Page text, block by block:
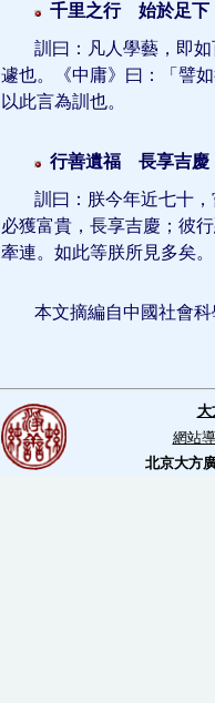
千里之行 始於足下
訓曰：凡人學藝，即
遽也。《中庸》曰：「譬
以此言為訓也。
行善遺福 長享吉慶
訓曰：朕今年近七十
必獲富貴，長享吉慶；彼
牽連。如此等朕所見多矣
本文摘編自中國社會
大
網站
北京大方